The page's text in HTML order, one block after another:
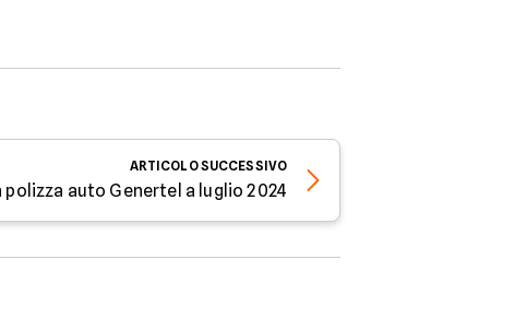
ARTICOLOSUCCESSIVO
polizza auto Genertel a luglio 2024